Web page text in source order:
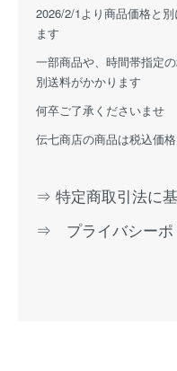
2026/2/1より商品価格と
ます
一部商品や、時間帯指定
別送料がかかります
何卒ご了承くださいませ
伝七商店の商品は税込価
⇒ 特定商取引法に
⇒ プライバシーポ